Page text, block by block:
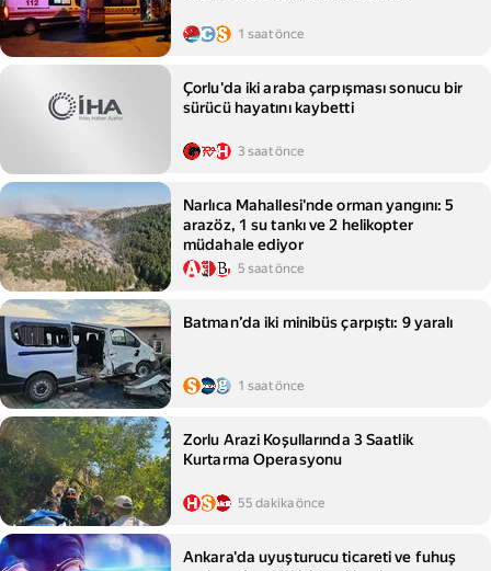
1 saat önce
Çorlu'da iki araba çarpışması sonucu bir
sürücü hayatını kaybetti
3 saat önce
Narlıca Mahallesi'nde orman yangını: 5
arazöz, 1 su tankı ve 2 helikopter
müdahale ediyor
5 saat önce
Batman’da iki minibüs çarpıştı: 9 yaralı
1 saat önce
Zorlu Arazi Koşullarında 3 Saatlik
Kurtarma Operasyonu
55 dakika önce
Ankara'da uyuşturucu ticareti ve fuhuş